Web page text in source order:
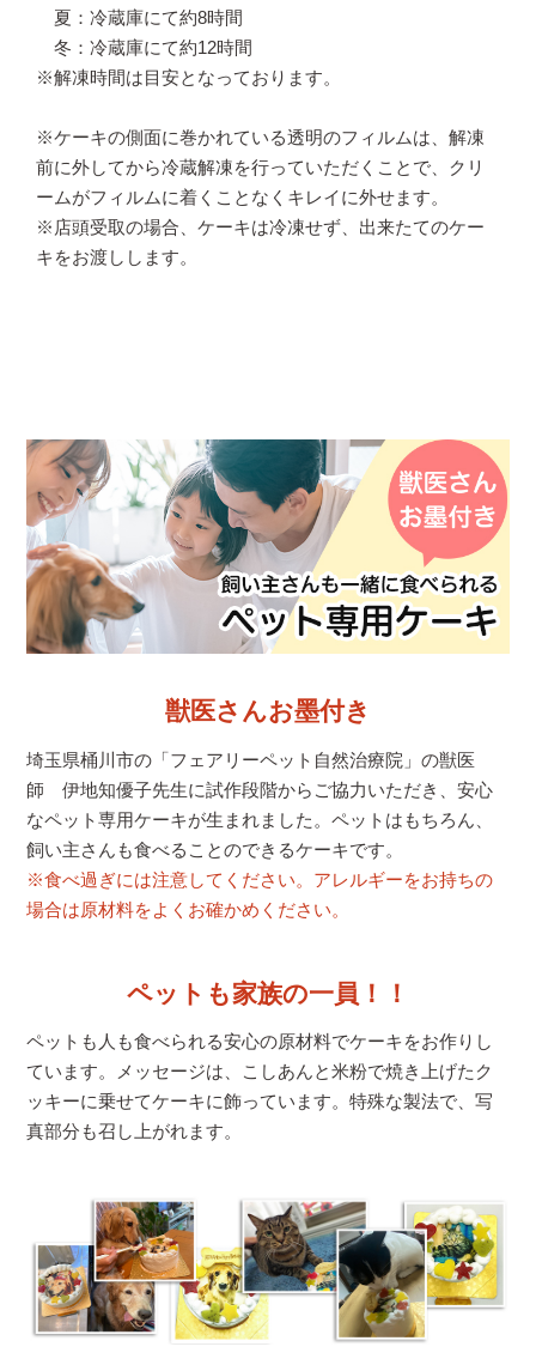
夏：冷蔵庫にて約8時間
冬：冷蔵庫にて約12時間
※解凍時間は目安となっております。
※ケーキの側面に巻かれている透明のフィルムは、解凍
前に外してから冷蔵解凍を行っていただくことで、クリ
ームがフィルムに着くことなくキレイに外せます。
※店頭受取の場合、ケーキは冷凍せず、出来たてのケー
キをお渡しします。
獣医さんお墨付き
埼玉県桶川市の「フェアリーペット自然治療院」の獣医
師 伊地知優子先生に試作段階からご協力いただき、安心
なペット専用ケーキが生まれました。ペットはもちろん、
飼い主さんも食べることのできるケーキです。
※食べ過ぎには注意してください。アレルギーをお持ちの
場合は原材料をよくお確かめください。
ペットも家族の一員！！
ペットも人も食べられる安心の原材料でケーキをお作りし
ています。メッセージは、こしあんと米粉で焼き上げたク
ッキーに乗せてケーキに飾っています。特殊な製法で、写
真部分も召し上がれます。